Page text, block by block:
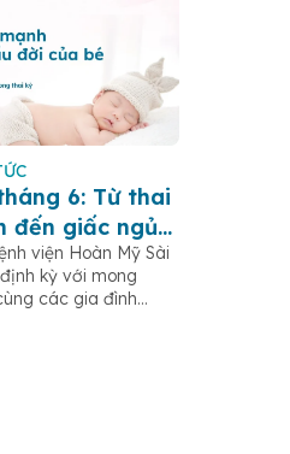
6: Từ thai
đến giấc ngủ
viện Hoàn Mỹ Sài
kỳ với mong
các gia đình
cho từng giai đoạn